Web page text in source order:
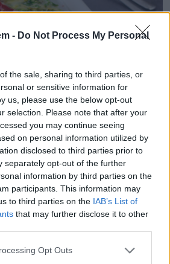
- Do Not Process My Personal
the sale, sharing to third parties, or
or sensitive information for
us, please use the below opt-out
selection. Please note that after your
you may continue seeing
on personal information utilized by
disclosed to third parties prior to
separately opt-out of the further
information by third parties on the
participants. This information may
to third parties on the IAB’s List of
that may further disclose it to other
Opt Outs
– ar sieru, ķiplokiem un zaļumiem